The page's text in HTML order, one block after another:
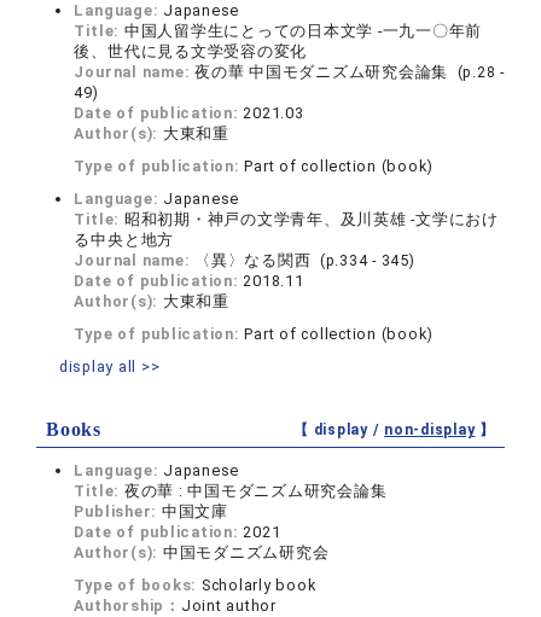
Language: Japanese
Title: 中国人留学生にとっての日本文学 ‐一九一〇年前
後、世代に見る文学受容の変化
Journal name:夜の華 中国モダニズム研究会論集 (p.28 -
49)
Date of publication:2021.03
Author(s): 大東和重
Type of publication:Part of collection (book)
Language: Japanese
Title: 昭和初期・神戸の文学青年、及川英雄 ‐文学におけ
る中央と地方
Journal name:
〈異〉なる関西 (p.334 - 345)
Date of publication:2018.11
Author(s): 大東和重
Type of publication:Part of collection (book)
display all >>
Books 【 display / non-display】
Language: Japanese
Title: 夜の華 : 中国モダニズム研究会論集
Publisher: 中国文庫
Date of publication:2021
Author(s): 中国モダニズム研究会
Type of books: Scholarly book
Authorship： Joint author